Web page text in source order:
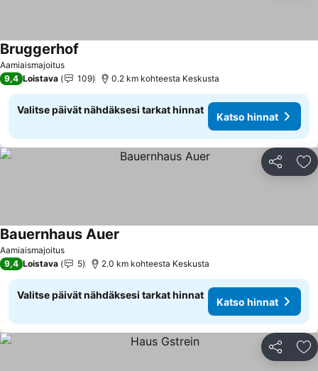
Aamiaismajoitus
Bruggerhof
9,4 Loistava 109 0.2 km kohteesta Keskusta
Valitse päivät nähdäksesi tarkat hinnat
Katso hinnat
Jaa
Aamiaismajoitus
Bauernhaus Auer
9,4 Loistava 5 2.0 km kohteesta Keskusta
Valitse päivät nähdäksesi tarkat hinnat
Katso hinnat
Jaa